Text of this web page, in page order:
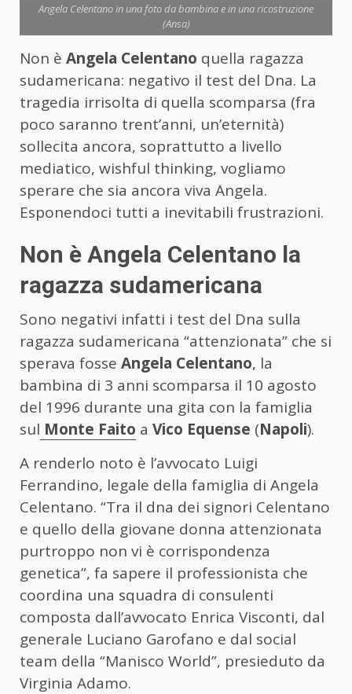
Angela Celentano in una foto da bambina e in una ricostruzione
(Ansa)
Non è Angela Celentano quella ragazza
sudamericana: negativo il test del Dna. La
tragedia irrisolta di quella scomparsa (fra
poco saranno trent’anni, un’eternità)
sollecita ancora, soprattutto a livello
mediatico, wishful thinking, vogliamo
sperare che sia ancora viva Angela.
Esponendoci tutti a inevitabili frustrazioni.
Non è Angela Celentano la
ragazza sudamericana
Sono negativi infatti i test del Dna sulla
ragazza sudamericana “attenzionata” che si
sperava fosse Angela Celentano, la
bambina di 3 anni scomparsa il 10 agosto
del 1996 durante una gita con la famiglia
sul Monte Faito a Vico Equense (Napoli).
A renderlo noto è l’avvocato Luigi
Ferrandino, legale della famiglia di Angela
Celentano. “Tra il dna dei signori Celentano
e quello della giovane donna attenzionata
purtroppo non vi è corrispondenza
genetica”, fa sapere il professionista che
coordina una squadra di consulenti
composta dall’avvocato Enrica Visconti, dal
generale Luciano Garofano e dal social
team della “Manisco World”, presieduto da
Virginia Adamo.